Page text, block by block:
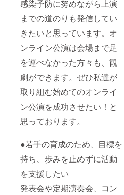
感染予防に努めながら上演
までの道のりも発信してい
きたいと思っています。オ
ンライン公演は会場まで足
を運べなかった方々も、観
劇ができます。ぜひ私達が
取り組む始めてのオンライ
ン公演を成功させたい！と
思っております。
●若手の育成のため、目標を
持ち、歩みを止めずに活動
を支援したい
発表会や定期演奏会、コン